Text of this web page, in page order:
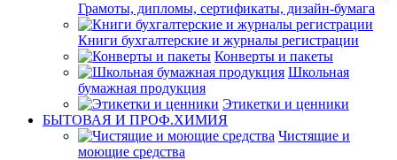
Грамоты, дипломы, сертификаты, дизайн-бумага
Книги бухгалтерские и журналы регистрации
Конверты и пакеты
Школьная
бумажная продукция
Этикетки и ценники
БЫТОВАЯ И ПРОФ.ХИМИЯ
Чистящие и
моющие средства